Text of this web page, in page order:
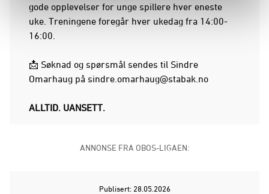
gode opplevelser for unge spillere hver eneste
uke. Treningene foregår hver ukedag fra 14:00-
16:00.
📩 Søknad og spørsmål sendes til Sindre
Omarhaug på sindre.omarhaug@stabak.no
ALLTID. UANSETT.
ANNONSE FRA OBOS-LIGAEN:
Publisert: 28.05.2026